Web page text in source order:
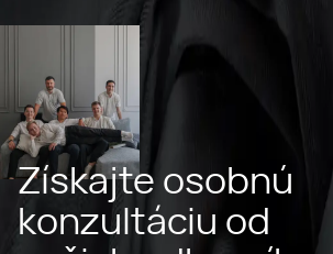
Získajte osobnú
konzultáciu od